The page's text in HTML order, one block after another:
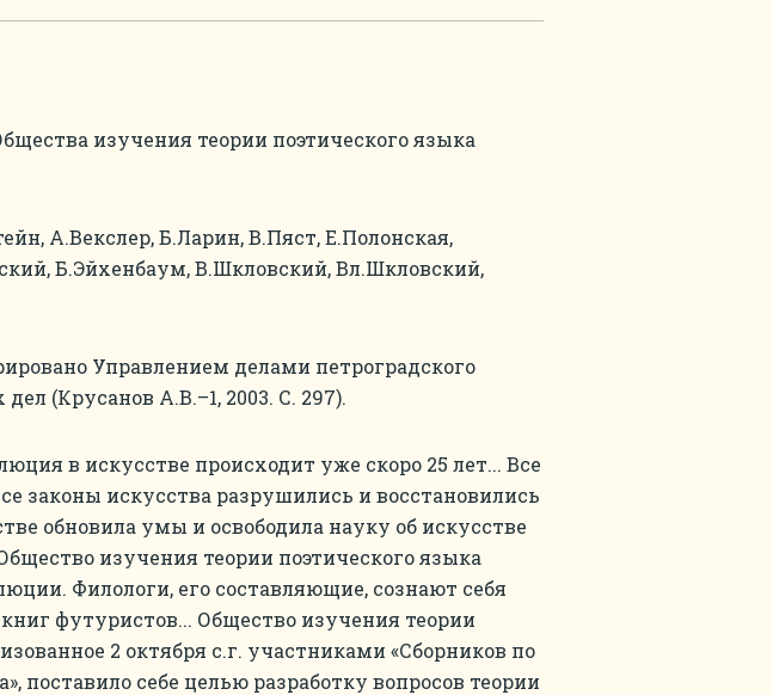
изучения теории поэтического языка
А.Векслер, Б.Ларин, В.Пяст, Е.Полонская,
Б.Эйхенбаум, В.Шкловский, Вл.Шкловский,
Управлением делами петроградского
(Крусанов А.В.–1, 2003. С. 297).
в искусстве происходит уже скоро 25 лет... Все
законы искусства разрушились и восстановились
обновила умы и освободила науку об искусстве
изучения теории поэтического языка
Филологи, его составляющие, сознают себя
футуристов... Общество изучения теории
2 октября с.г. участниками «Сборников по
поставило себе целью разработку вопросов теории